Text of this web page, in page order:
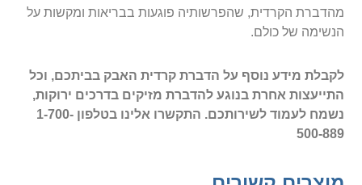
מהדברת הקרדית, שהפרשותיה פוגעות בבריאות ומקשות על
הנשימה של כולם.
לקבלת מידע נוסף על הדברת קרדית האבק בביתכם, וכל
התייעצות אחרת בנוגע להדברת מזיקים בדרכים ירוקות,
נשמח לעמוד לשירותכם. התקשרו אלינו בטלפון 1-700-
500-889